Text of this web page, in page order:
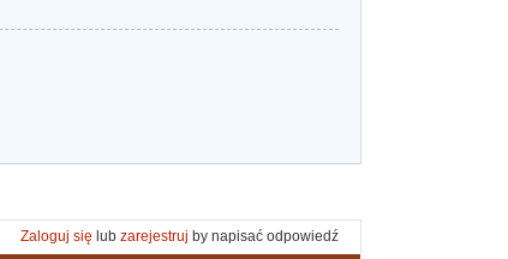
Zaloguj się lub zarejestruj by napisać odpowiedź